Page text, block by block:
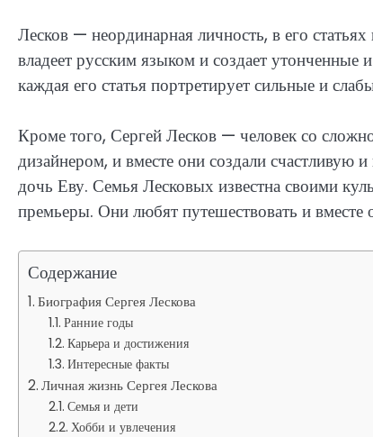
Лесков — неординарная личность, в его
владеет русским языком и создает утонченные
каждая его статья портретирует сильные и
Кроме того, Сергей Лесков — человек со
дизайнером, и вместе они создали
дочь Еву. Семья Лесковых известна своими
премьеры. Они любят путешествовать и вместе
Содержание
Биография Сергея Лескова
Ранние годы
Карьера и достижения
Интересные факты
Личная жизнь Сергея Лескова
Семья и дети
Хобби и увлечения